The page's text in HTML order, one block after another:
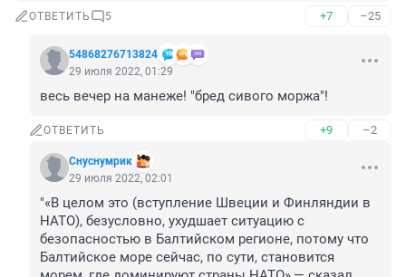
ОТВЕТИТЬ 5 +7 –25
54868276713824
29 июля 2022, 01:29
весь вечер на манеже! "бред сивого моржа"!
ОТВЕТИТЬ +9 –2
Снуснумрик
29 июля 2022, 02:01
"«В целом это (вступление Швеции и Финляндии в
НАТО), безусловно, ухудшает ситуацию с
безопасностью в Балтийском регионе, потому что
Балтийское море сейчас, по сути, становится